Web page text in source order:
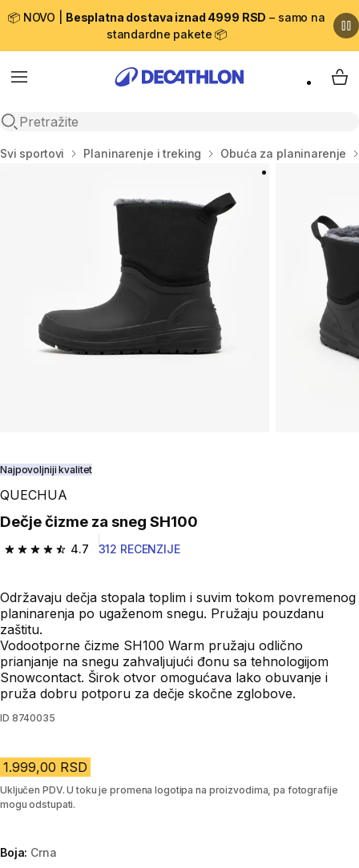
📦 NOVO | Besplatna dostava iznad 4999 RSD – samo na
standardne pakete 📦
Menu
Open search
My
Početna stranica
Svi sportovi Planinarenje i treking Obuća za planinarenje
Najpovoljniji kvalitet
QUECHUA
Dečje čizme za sneg SH100
4.7
4.7 od 5 zvezdica from 312 Recenzije
312 RECENZIJE
Održavaju dečja stopala toplim i suvim tokom povremenog
planinarenja po ugaženom snegu. Pružaju pouzdanu
zaštitu.
Vodootporne čizme SH100 Warm pružaju odlično
prianjanje na snegu zahvaljujući đonu sa tehnologijom
Snowcontact. Širok otvor omogućava lako obuvanje i
pruža dobru potporu za dečje skočne zglobove.
ID 8740035
1.999,00 RSD
Uključen PDV. U toku je promena logotipa na proizvodima, pa fotografije
mogu odstupati.
Boja: Crna